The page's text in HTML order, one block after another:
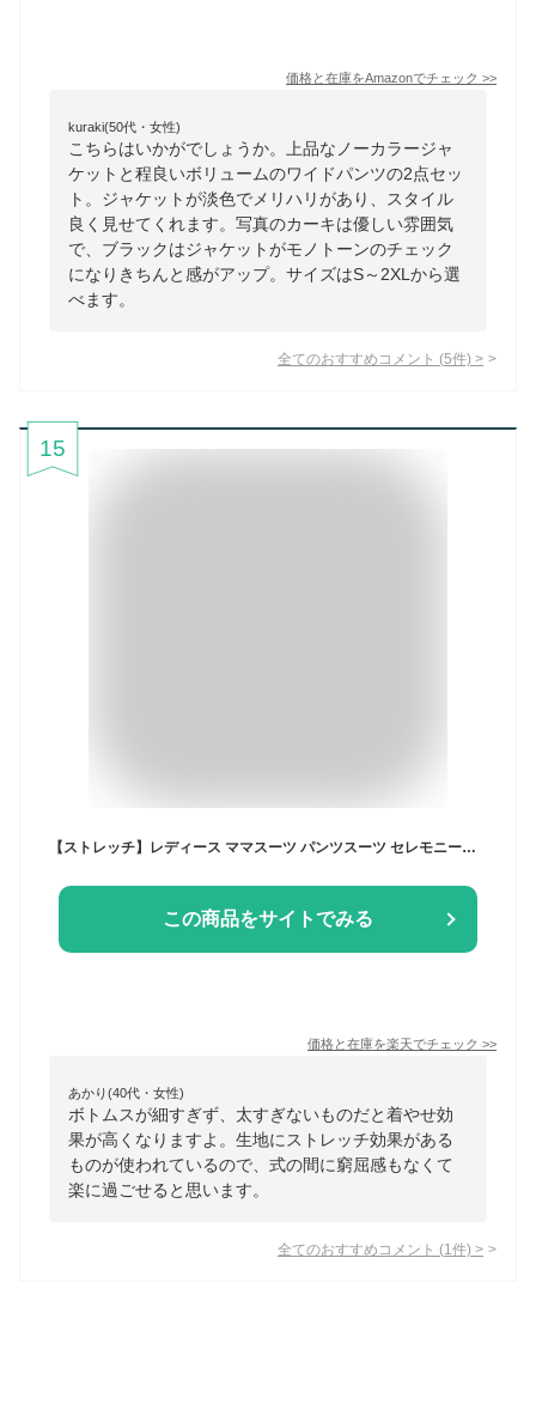
価格と在庫をAmazonでチェック >>
kuraki(50代・女性)
こちらはいかがでしょうか。上品なノーカラージャ
ケットと程良いボリュームのワイドパンツの2点セッ
ト。ジャケットが淡色でメリハリがあり、スタイル
良く見せてくれます。写真のカーキは優しい雰囲気
で、ブラックはジャケットがモノトーンのチェック
になりきちんと感がアップ。サイズはS～2XLから選
べます。
全てのおすすめコメント (5件) >
15
【ストレッチ】レディース ママスーツ パンツスーツ セレモニースーツ 2点セット ノーカラージャケット スリムパンツ フォーマル ミセス 50代 40代 30代 入学式 入園式 卒園式 卒業式 七五三 お宮参り 学校行事 通勤 母親 服装 上品 体型カバー 即日発送 プレゼント sa0124
この商品をサイトでみる
価格と在庫を楽天でチェック >>
あかり(40代・女性)
ボトムスが細すぎず、太すぎないものだと着やせ効
果が高くなりますよ。生地にストレッチ効果がある
ものが使われているので、式の間に窮屈感もなくて
楽に過ごせると思います。
全てのおすすめコメント (1 件) >